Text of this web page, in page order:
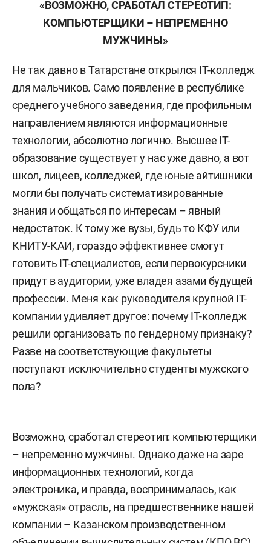
«ВОЗМОЖНО, СРАБОТАЛ СТЕРЕОТИП:
КОМПЬЮТЕРЩИКИ – НЕПРЕМЕННО
МУЖЧИНЫ»
Не так давно в Татарстане открылся IТ-колледж
для мальчиков. Само появление в республике
среднего учебного заведения, где профильным
направлением являются информационные
технологии, абсолютно логично. Высшее IТ-
образование существует у нас уже давно, а вот
школ, лицеев, колледжей, где юные айтишники
могли бы получать систематизированные
знания и общаться по интересам – явный
недостаток. К тому же вузы, будь то КФУ или
КНИТУ-КАИ, гораздо эффективнее смогут
готовить IТ-специалистов, если первокурсники
придут в аудитории, уже владея азами будущей
профессии. Меня как руководителя крупной IТ-
компании удивляет другое: почему IТ-колледж
решили организовать по гендерному признаку?
Разве на соответствующие факультеты
поступают исключительно студенты мужского
пола?
Возможно, сработал стереотип: компьютерщики
– непременно мужчины. Однако даже на заре
информационных технологий, когда
электроника, и правда, воспринималась, как
«мужская» отрасль, на предшественнике нашей
компании – Казанском производственном